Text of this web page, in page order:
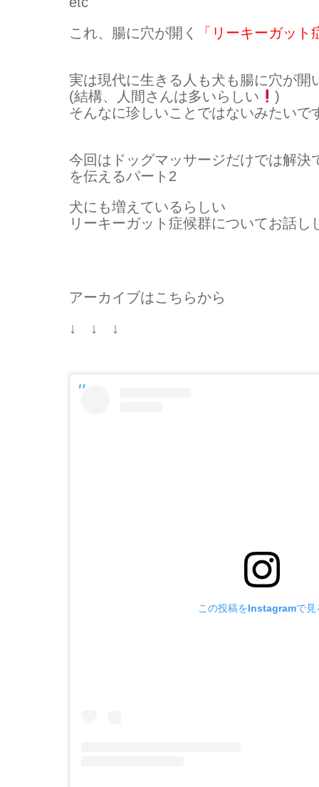
これ、腸に穴が開く
「リーキーガット
実は現代に生きる人も犬も腸に穴が開
(結構、人間さんは多いらしい
)
そんなに珍しいことではないみたいで
今回はドッグマッサージだけでは解
を伝えるパート2
犬にも増えているらしい
リーキーガット症候群についてお話し
アーカイブはこちらから
↓ ↓ ↓
この投稿をInstagramで見